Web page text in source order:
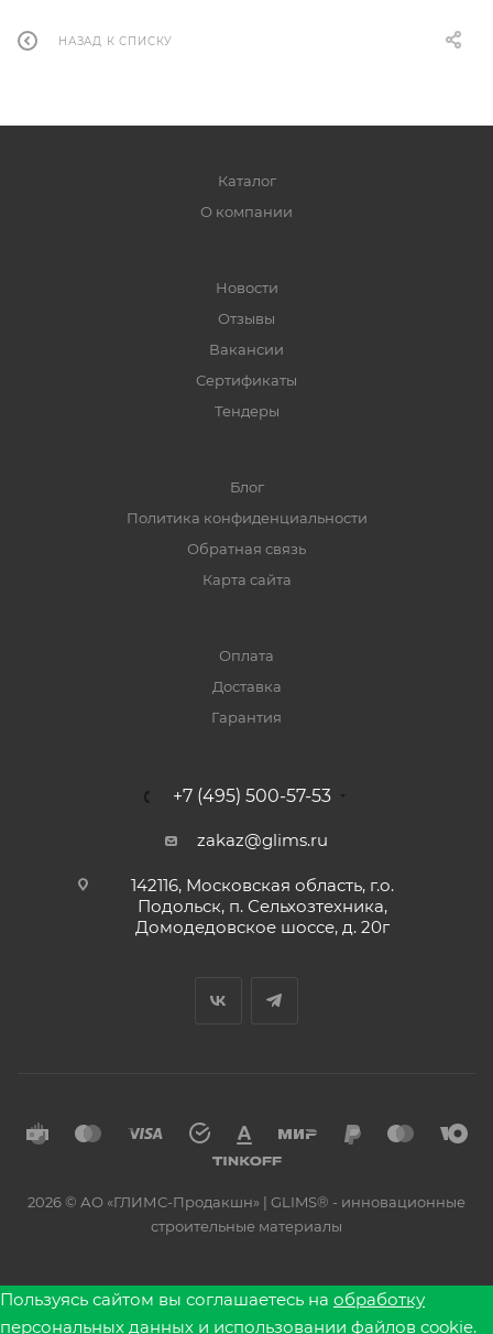
НАЗАД К СПИСКУ
Каталог
О компании
Новости
Отзывы
Вакансии
Сертификаты
Тендеры
Блог
Политика конфиденциальности
Обратная связь
Карта сайта
Оплата
Доставка
Гарантия
+7 (495) 500-57-53
zakaz@glims.ru
142116, Московская область, г.о.
Подольск, п. Сельхозтехника,
Домодедовское шоссе, д. 20г
2026 © АО «ГЛИМС-Продакшн» | GLIMS® - инновационные
строительные материалы
Пользуясь сайтом вы соглашаетесь на обработку
персональных данных и использовании файлов cookie.